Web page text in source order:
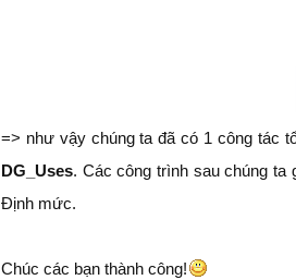
=> như vậy chúng ta đã có 1 công tác
DG_Uses. Các công trình sau chúng ta
Định mức.
Chúc các bạn thành công!